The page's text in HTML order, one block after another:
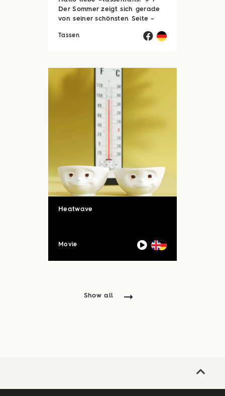
Der Sommer zeigt sich gerade
von seiner schönsten Seite –
einzelne Sonnenstunde! 😎☀️
Aktion mit vielen ...
Tassen
Heatwave
Movie
Show all